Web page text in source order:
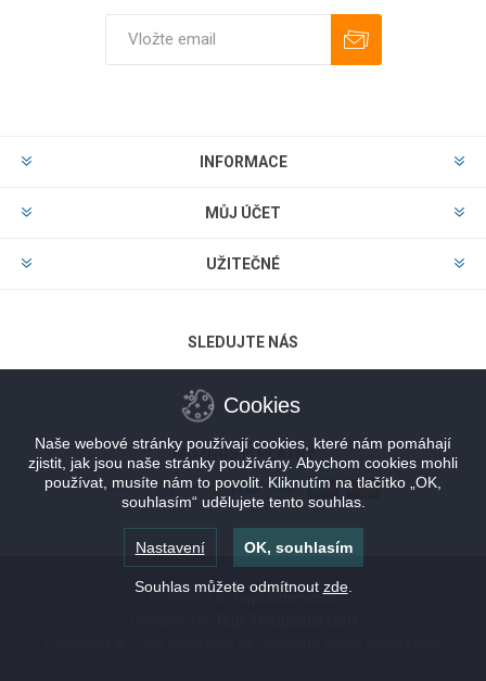
INFORMACE
MŮJ ÚČET
UŽITEČNÉ
SLEDUJTE NÁS
MOŽNOSTI PLATBY
Powered bynopCommerce
Cookies
Naše webové stránky používají cookies, které nám pomáhají
zjistit, jak jsou naše stránky používány. Abychom cookies mohli
používat, musíte nám to povolit. Kliknutím na tlačítko „OK,
souhlasím“ udělujete tento souhlas.
Nastavení OK, souhlasím
Souhlas můžete odmítnout zde.